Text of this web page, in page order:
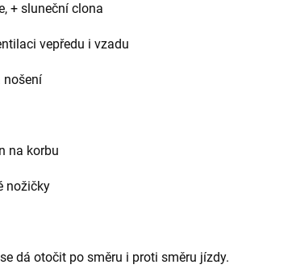
+ sluneční clona
vepředu i vzadu
nošení
na korbu
nožičky
dá otočit po směru i proti směru jízdy.